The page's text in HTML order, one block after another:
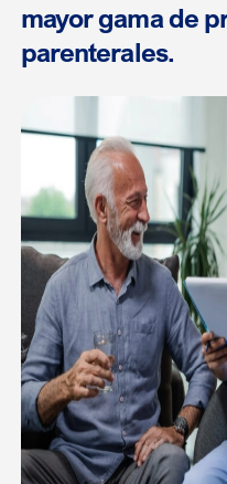
mayor gama de
parenterales.